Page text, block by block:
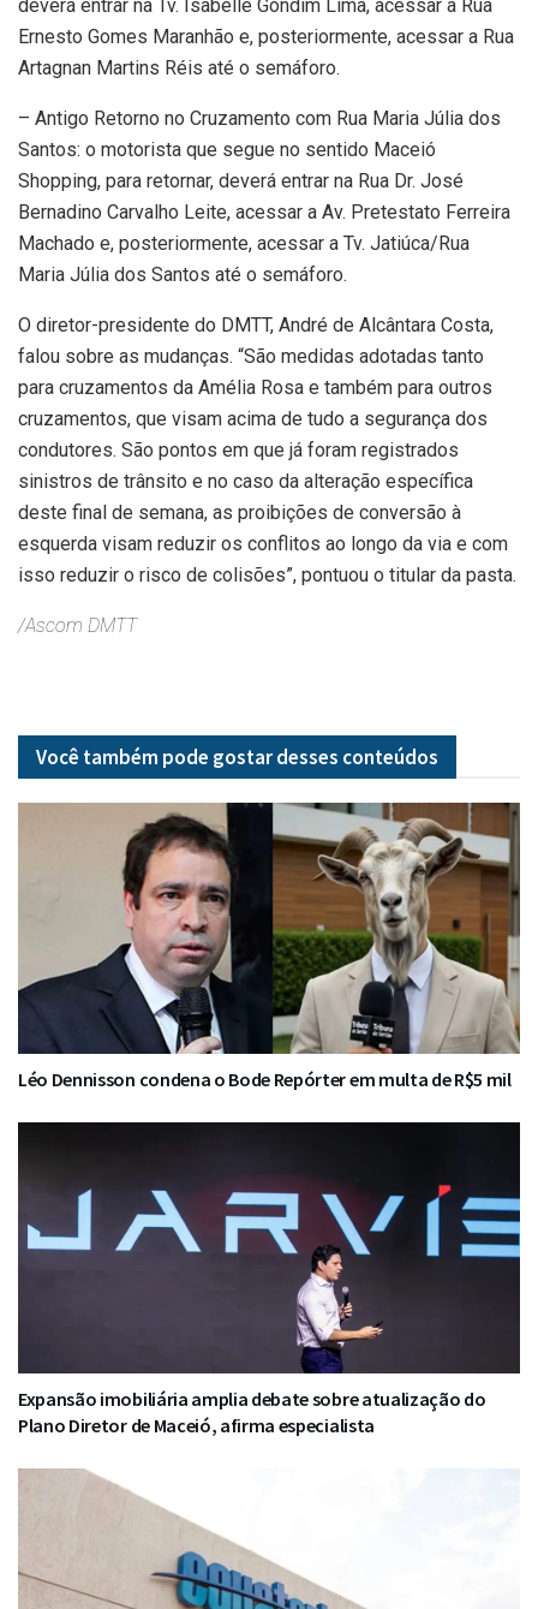
deverá entrar na Tv. Isabelle Gondim Lima, acessar a Rua
Ernesto Gomes Maranhão e, posteriormente, acessar a Rua
Artagnan Martins Réis até o semáforo.
– Antigo Retorno no Cruzamento com Rua Maria Júlia dos
Santos: o motorista que segue no sentido Maceió
Shopping, para retornar, deverá entrar na Rua Dr. José
Bernadino Carvalho Leite, acessar a Av. Pretestato Ferreira
Machado e, posteriormente, acessar a Tv. Jatiúca/Rua
Maria Júlia dos Santos até o semáforo.
O diretor-presidente do DMTT, André de Alcântara Costa,
falou sobre as mudanças. “São medidas adotadas tanto
para cruzamentos da Amélia Rosa e também para outros
cruzamentos, que visam acima de tudo a segurança dos
condutores. São pontos em que já foram registrados
sinistros de trânsito e no caso da alteração específica
deste final de semana, as proibições de conversão à
esquerda visam reduzir os conflitos ao longo da via e com
isso reduzir o risco de colisões”, pontuou o titular da pasta.
/Ascom DMTT
Você também pode gostar desses conteúdos
Léo Dennisson condena o Bode Repórter em multa de R$5 mil
Expansão imobiliária amplia debate sobre atualização do
Plano Diretor de Maceió, afirma especialista